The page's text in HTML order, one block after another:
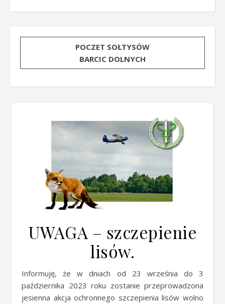
POCZET SOŁTYSÓW
BARCIC DOLNYCH
UWAGA – szczepienie
lisów.
Informuję, że w dniach od 23 września do 3
października 2023 roku zostanie przeprowadzona
jesienna akcja ochronnego szczepienia lisów wolno